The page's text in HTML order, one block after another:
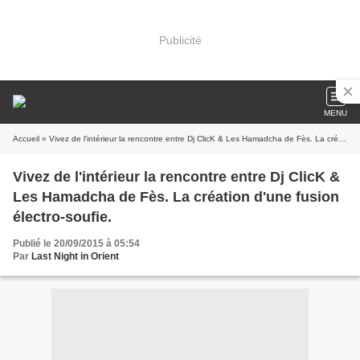
Publicité
MENU
Accueil » Vivez de l'intérieur la rencontre entre Dj ClicK & Les Hamadcha de Fès. La création d'une fusion électro-soufie.
Vivez de l'intérieur la rencontre entre Dj ClicK &
Les Hamadcha de Fès. La création d'une fusion
électro-soufie.
Publié le 20/09/2015 à 05:54
Par Last Night in Orient